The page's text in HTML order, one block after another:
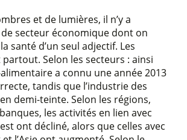
et de lumières, il n’y a
secteur économique dont on
santé d’un seul adjectif. Les
Selon les secteurs : ainsi
a connu une année 2013
tandis que l’industrie des
demi-teinte. Selon les régions,
les activités en lien avec
ont décliné, alors que celles avec